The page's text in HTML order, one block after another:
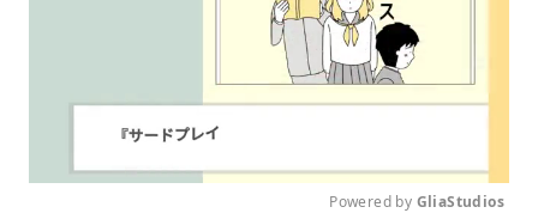
Powered by GliaStudios